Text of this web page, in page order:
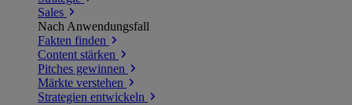
Sales
Nach Anwendungsfall
Fakten finden
Content stärken
Pitches gewinnen
Märkte verstehen
Strategien entwickeln